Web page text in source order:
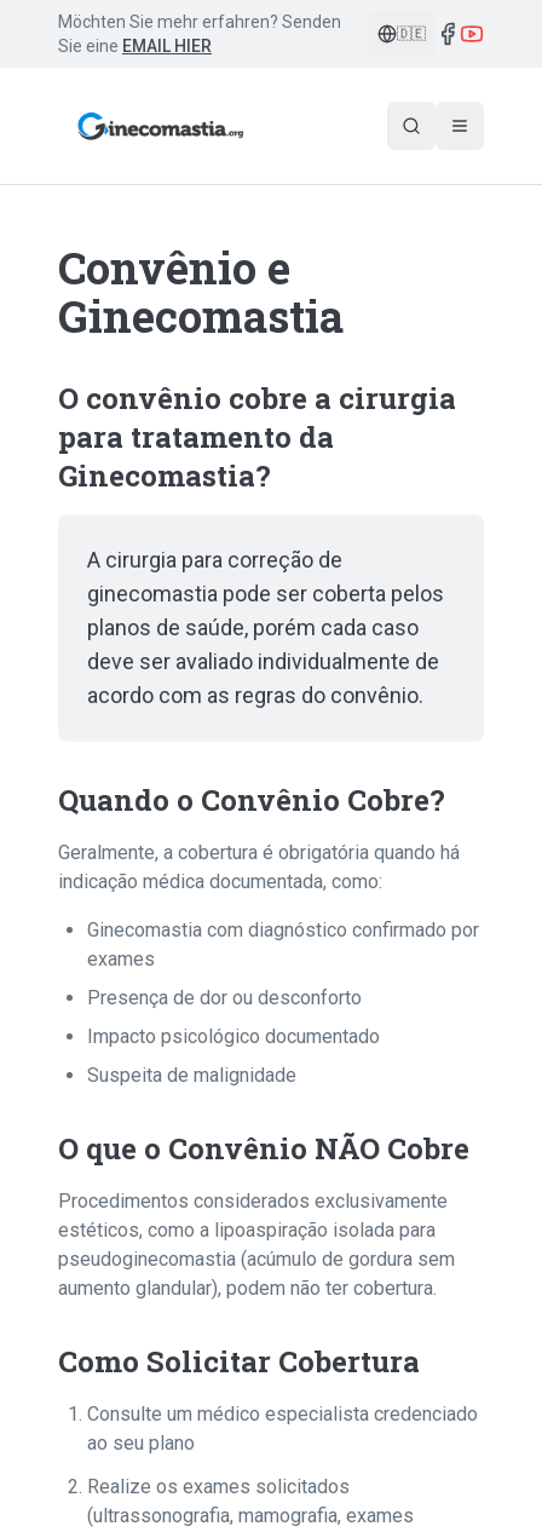
Möchten Sie mehr erfahren? Senden
Sie eine EMAIL HIER
🇩🇪
Convênio e
Ginecomastia
O convênio cobre a cirurgia
para tratamento da
Ginecomastia?
A cirurgia para correção de
ginecomastia pode ser coberta pelos
planos de saúde, porém cada caso
deve ser avaliado individualmente de
acordo com as regras do convênio.
Quando o Convênio Cobre?
Geralmente, a cobertura é obrigatória quando há
indicação médica documentada, como:
Ginecomastia com diagnóstico confirmado por
exames
Presença de dor ou desconforto
Impacto psicológico documentado
Suspeita de malignidade
O que o Convênio NÃO Cobre
Procedimentos considerados exclusivamente
estéticos, como a lipoaspiração isolada para
pseudoginecomastia (acúmulo de gordura sem
aumento glandular), podem não ter cobertura.
Como Solicitar Cobertura
Consulte um médico especialista credenciado
ao seu plano
Realize os exames solicitados
(ultrassonografia, mamografia, exames